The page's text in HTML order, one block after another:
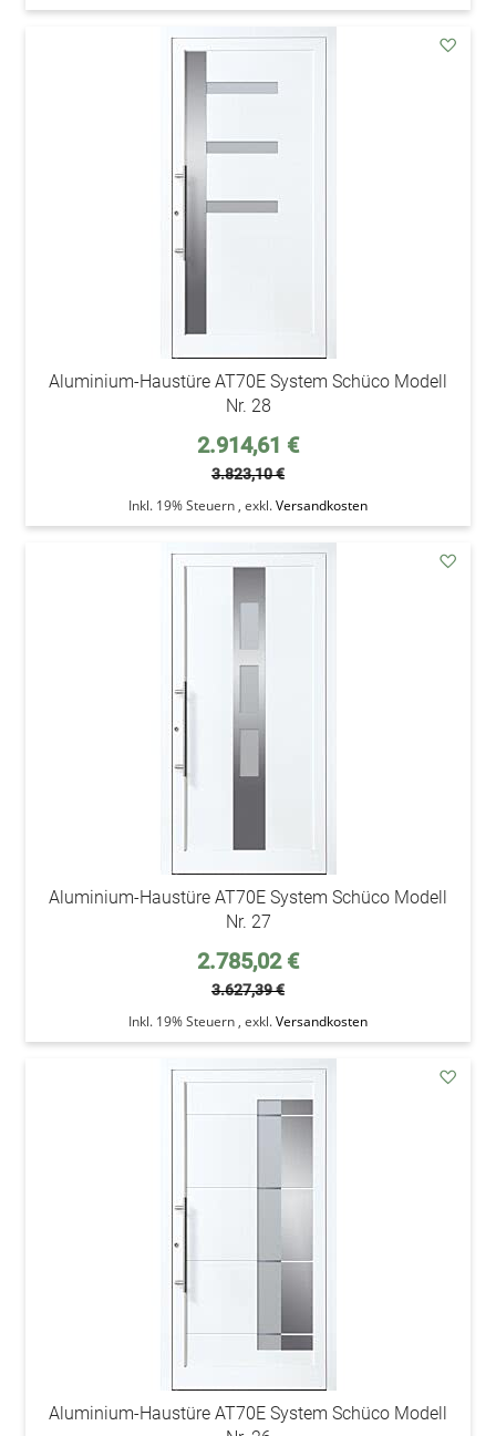
Aluminium-Haustüre AT70E System Schüco Modell
Nr. 28
Sonderpreis
2.914,61 €
3.823,10 €
Inkl. 19% Steuern , exkl.Versandkosten
Aluminium-Haustüre AT70E System Schüco Modell
Nr. 27
Sonderpreis
2.785,02 €
3.627,39 €
Inkl. 19% Steuern , exkl.Versandkosten
Aluminium-Haustüre AT70E System Schüco Modell